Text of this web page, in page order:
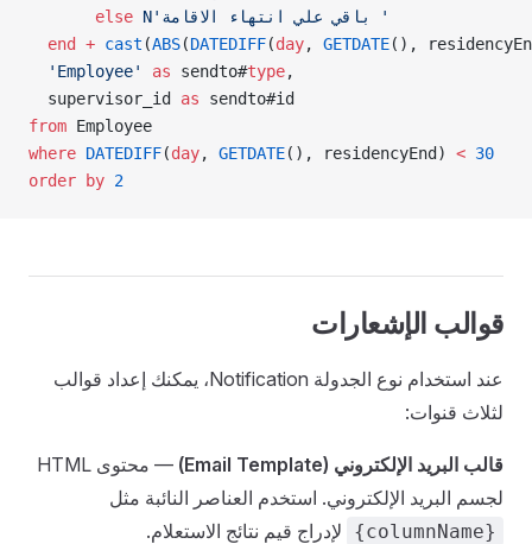
       else
N'باقي علي انتهاء الاقامة '
  end
+ cast (ABS(DATEDIFF(day, GETDATE(),
  'Employee'
as sendto#type,
  supervisor_id
as sendto#id
from Employee
where DATEDIFF(day, GETDATE(), residencyEnd) < 30
order by 2
قوالب الإشعارات
عند استخدام نوع الجدولة Notification، يمكنك إعداد قوالب
لثلاث قنوات:
قالب البريد الإلكتروني (Email Template)
— محتوى HTML
لجسم البريد الإلكتروني. استخدم العناصر النائبة مثل
{columnName} لإدراج قيم نتائج الاستعلام.